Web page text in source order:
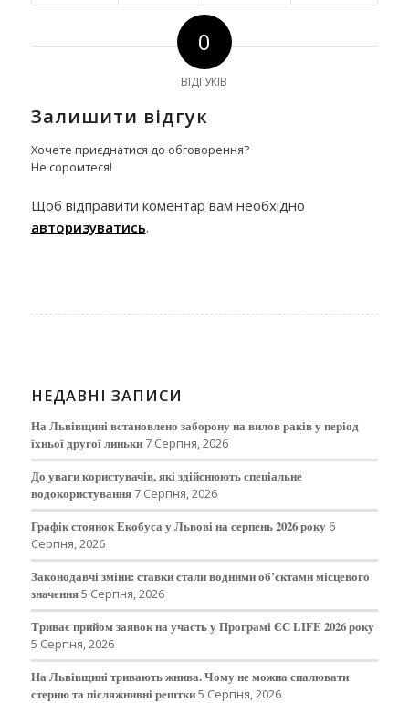
0
ВІДГУКІВ
Залишити відгук
Хочете приєднатися до обговорення?
Не соромтеся!
Щоб відправити коментар вам необхідно
авторизуватись.
НЕДАВНІ ЗАПИСИ
На Львівщині встановлено заборону на вилов раків у період
їхньої другої линьки 7 Серпня, 2026
До уваги користувачів, які здійснюють спеціальне
водокористування 7 Серпня, 2026
Графік стоянок Екобуса у Львові на серпень 2026 року 6
Серпня, 2026
Законодавчі зміни: ставки стали водними об’єктами місцевого
значення5 Серпня, 2026
Триває прийом заявок на участь у Програмі ЄС LIFE 2026 року
5 Серпня, 2026
На Львівщині тривають жнива. Чому не можна спалювати
стерню та післяжнивні рештки5 Серпня, 2026